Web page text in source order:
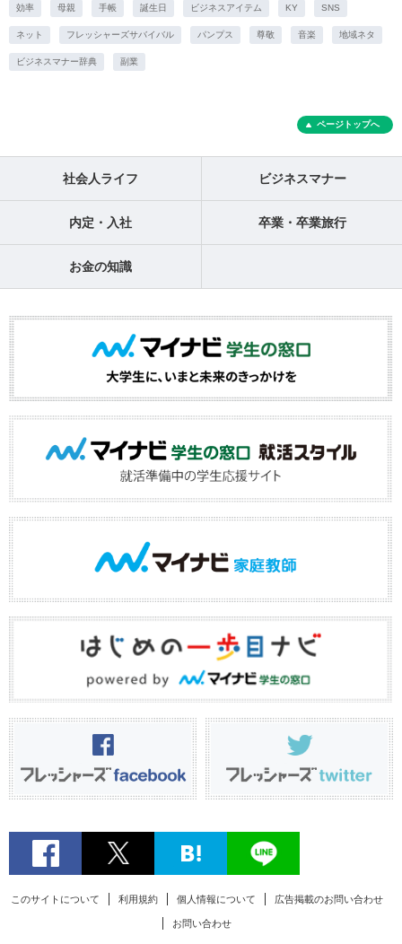
効率 母親 手帳 誕生日 ビジネスアイテム KY SNS
ネット フレッシャーズサバイバル パンプス 尊敬 音楽 地域ネタ
ビジネスマナー辞典 副業
ページトップへ
社会人ライフ ビジネスマナー
内定・入社 卒業・卒業旅行
お金の知識
このサイトについて 利用規約 個人情報について 広告掲載のお問い合わせ
お問い合わせ